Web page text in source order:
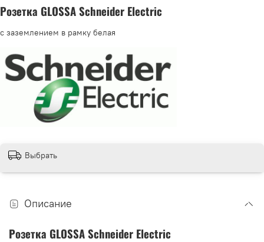
Розетка GLOSSA Schneider Electric
с заземлением в рамку белая
Выбрать
Описание
Розетка GLOSSA Schneider Electric